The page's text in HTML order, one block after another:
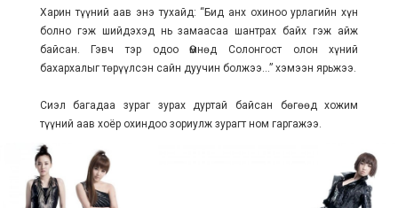
Харин түүний аав энэ тухайд: “Бид анх охиноо урлагийн хүн
болно гэж шийдэхэд нь замаасаа шантрах байх гэж айж
байсан. Гэвч тэр одоо Өмнөд Солонгост олон хүний
бахархалыг төрүүлсэн сайн дуучин болжээ...” хэмээн ярьжээ.
Сиэл багадаа зураг зурах дуртай байсан бөгөөд хожим
түүний аав хоёр охиндоо зориулж зурагт ном гаргажээ.